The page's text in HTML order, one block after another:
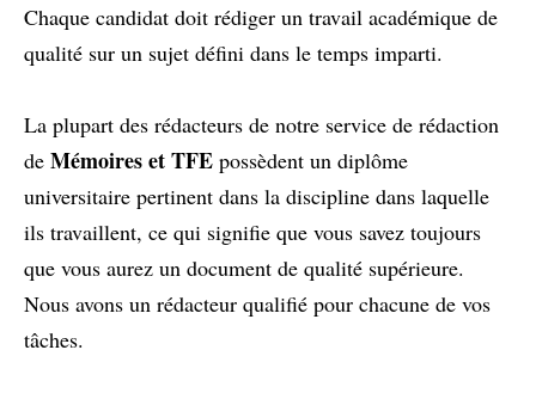
Chaque candidat doit rédiger un travail académique de
qualité sur un sujet défini dans le temps imparti.
La plupart des rédacteurs de notre service de rédaction
de Mémoires et TFE possèdent un diplôme
universitaire pertinent dans la discipline dans laquelle
ils travaillent, ce qui signifie que vous savez toujours
que vous aurez un document de qualité supérieure.
Nous avons un rédacteur qualifié pour chacune de vos
tâches.